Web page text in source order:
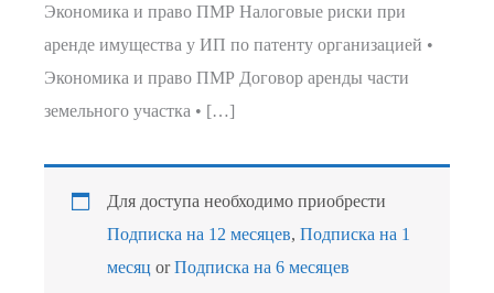
Экономика и право ПМР Налоговые риски при
аренде имущества у ИП по патенту организацией •
Экономика и право ПМР Договор аренды части
земельного участка • […]
Для доступа необходимо приобрести
Подписка на 12 месяцев,Подписка на 1
месяц orПодписка на 6 месяцев